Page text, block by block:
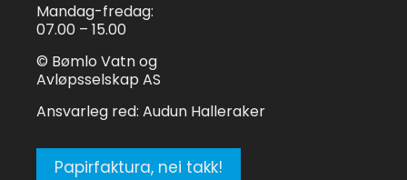
Mandag-fredag:
07.00 – 15.00
© Bømlo Vatn og
Avløpsselskap AS
Ansvarleg red: Audun Halleraker
Papirfaktura, nei takk!